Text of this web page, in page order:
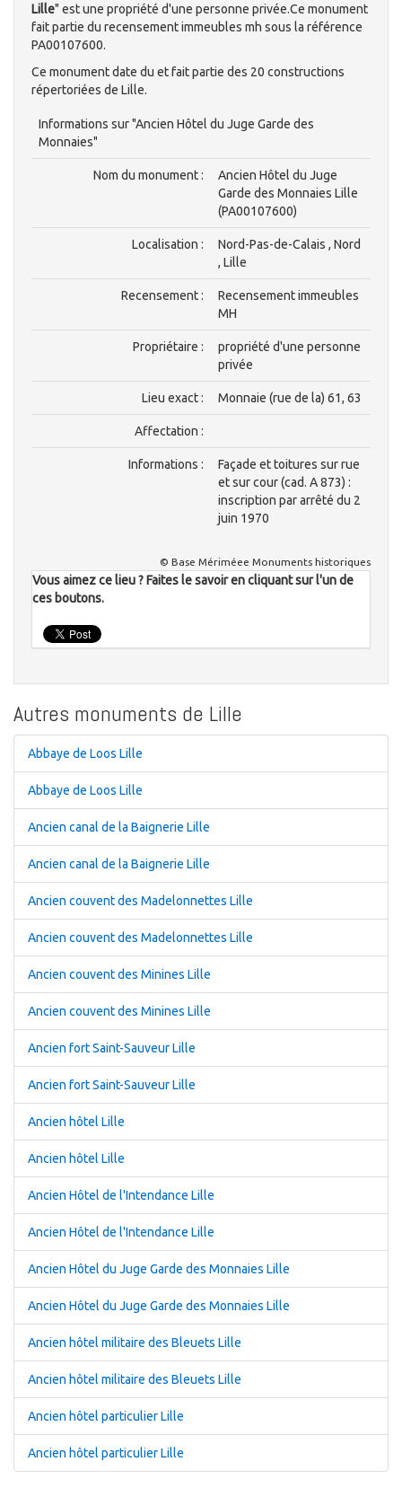
Lille" est une propriété d'une personne privée.Ce monument
fait partie du recensement immeubles mh sous la référence
PA00107600.
Ce monument date du et fait partie des 20 constructions
répertoriées de Lille.
Informations sur "Ancien Hôtel du Juge Garde des
Monnaies"
Nom du monument :
Ancien Hôtel du Juge
Garde des Monnaies Lille
(PA00107600)
Localisation :
Nord-Pas-de-Calais , Nord
, Lille
Recensement :
Recensement immeubles
MH
Propriétaire :
propriété d'une personne
privée
Lieu exact : Monnaie (rue de la) 61, 63
Affectation :
Informations :
Façade et toitures sur rue
et sur cour (cad. A 873) :
inscription par arrêté du 2
juin 1970
© Base Mériméee Monuments historiques
Vous aimez ce lieu ? Faites le savoir en cliquant sur l'un de
ces boutons.
Autres monuments de Lille
Abbaye de Loos Lille
Abbaye de Loos Lille
Ancien canal de la Baignerie Lille
Ancien canal de la Baignerie Lille
Ancien couvent des Madelonnettes Lille
Ancien couvent des Madelonnettes Lille
Ancien couvent des Minines Lille
Ancien couvent des Minines Lille
Ancien fort Saint-Sauveur Lille
Ancien fort Saint-Sauveur Lille
Ancien hôtel Lille
Ancien hôtel Lille
Ancien Hôtel de l'Intendance Lille
Ancien Hôtel de l'Intendance Lille
Ancien Hôtel du Juge Garde des Monnaies Lille
Ancien Hôtel du Juge Garde des Monnaies Lille
Ancien hôtel militaire des Bleuets Lille
Ancien hôtel militaire des Bleuets Lille
Ancien hôtel particulier Lille
Ancien hôtel particulier Lille